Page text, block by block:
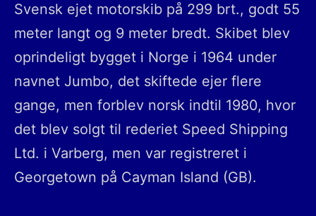
Svensk ejet motorskib på 299 brt., godt 55
meter langt og 9 meter bredt. Skibet blev
oprindeligt bygget i Norge i 1964 under
navnet Jumbo, det skiftede ejer flere
gange, men forblev norsk indtil 1980, hvor
det blev solgt til rederiet Speed Shipping
Ltd. i Varberg, men var registreret i
Georgetown på Cayman Island (GB).